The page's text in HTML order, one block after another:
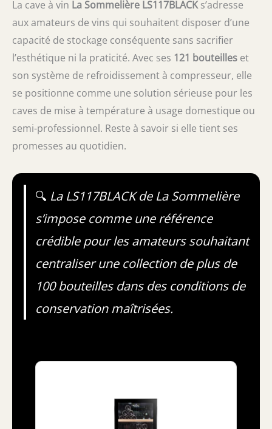
La cave à vin La Sommelière LS117BLACKs’adresse
aux amateurs de vins qui souhaitent disposer d’une
capacité de stockage conséquente sans sacrifier
l’esthétique ni la praticité. Avec ses 121 bouteilles et
son système de refroidissement à compresseur, elle
se positionne comme une solution sérieuse pour les
caves de mise à température à usage domestique ou
semi-professionnel. Reste à savoir si elle tient ses
promesses au quotidien.
🔍 La LS117BLACK de La Sommelière
s’impose comme une référence
crédible pour les amateurs souhaitant
centraliser une collection de plus de
100 bouteilles dans des conditions de
conservation maîtrisées.